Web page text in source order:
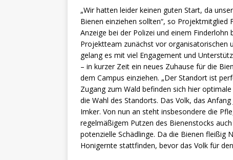
„Wir hatten leider keinen guten Start, da
Bienen einziehen sollten“, so Projektmitglied
Anzeige bei der Polizei und einem Finderlohn
Projektteam zunächst vor organisatorischen
gelang es mit viel Engagement und
– in kurzer Zeit ein neues Zuhause für die
dem Campus einziehen. „Der Standort ist
Zugang zum Wald befinden sich hier
die Wahl des Standorts. Das Volk, das
Imker. Von nun an steht insbesondere die
regelmäßigem Putzen des Bienenstocks
potenzielle Schädlinge. Da die Bienen fleißig
Honigernte stattfinden, bevor das Volk für